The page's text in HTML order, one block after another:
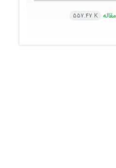
557.47 K